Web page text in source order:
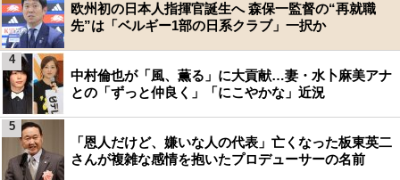
欧州初の日本人指揮官誕生へ 森保一監督の“再就職
先”は「ベルギー1部の日系クラブ」一択か
中村倫也が「風、薫る」に大貢献…妻・水卜麻美アナ
との「ずっと仲良く」「にこやかな」近況
4
「恩人だけど、嫌いな人の代表」亡くなった板東英二
さんが複雑な感情を抱いたプロデューサーの名前
5